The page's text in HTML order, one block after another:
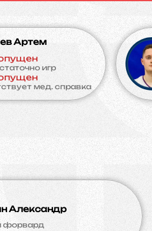
Артем
игр
мед. справка
Александр
форвард